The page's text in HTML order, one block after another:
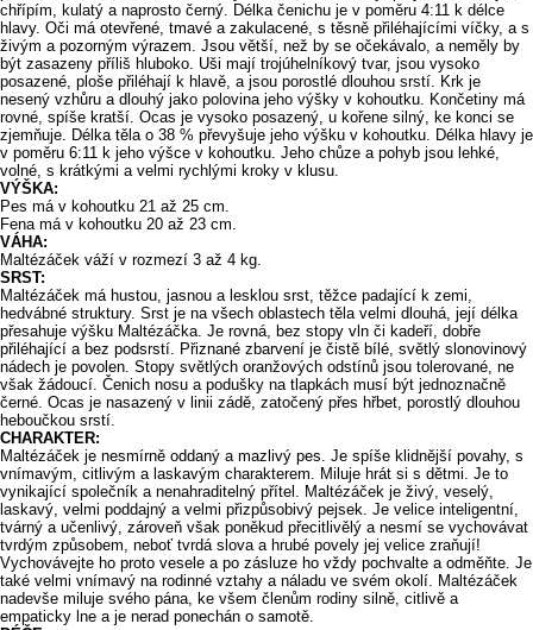
chřípím, kulatý a naprosto černý. Délka čenichu je v poměru 4:11 k délce
hlavy. Oči má otevřené, tmavé a zakulacené, s těsně přiléhajícími víčky, a s
živým a pozorným výrazem. Jsou větší, než by se očekávalo, a neměly by
být zasazeny příliš hluboko. Uši mají trojúhelníkový tvar, jsou vysoko
posazené, ploše přiléhají k hlavě, a jsou porostlé dlouhou srstí. Krk je
nesený vzhůru a dlouhý jako polovina jeho výšky v kohoutku. Končetiny má
rovné, spíše kratší. Ocas je vysoko posazený, u kořene silný, ke konci se
zjemňuje. Délka těla o 38 % převyšuje jeho výšku v kohoutku. Délka hlavy je
v poměru 6:11 k jeho výšce v kohoutku. Jeho chůze a pohyb jsou lehké,
volné, s krátkými a velmi rychlými kroky v klusu.
VÝŠKA:
Pes má v kohoutku 21 až 25 cm.
Fena má v kohoutku 20 až 23 cm.
VÁHA:
Maltézáček váží v rozmezí 3 až 4 kg.
SRST:
Maltézáček má hustou, jasnou a lesklou srst, těžce padající k zemi,
hedvábné struktury. Srst je na všech oblastech těla velmi dlouhá, její délka
přesahuje výšku Maltézáčka. Je rovná, bez stopy vln či kadeří, dobře
přiléhající a bez podsrstí. Přiznané zbarvení je čistě bílé, světlý slonovinový
nádech je povolen. Stopy světlých oranžových odstínů jsou tolerované, ne
však žádoucí. Čenich nosu a podušky na tlapkách musí být jednoznačně
černé. Ocas je nasazený v linii zádě, zatočený přes hřbet, porostlý dlouhou
heboučkou srstí.
CHARAKTER:
Maltézáček je nesmírně oddaný a mazlivý pes. Je spíše klidnější povahy, s
vnímavým, citlivým a laskavým charakterem. Miluje hrát si s dětmi. Je to
vynikající společník a nenahraditelný přítel. Maltézáček je živý, veselý,
laskavý, velmi poddajný a velmi přizpůsobivý pejsek. Je velice inteligentní,
tvárný a učenlivý, zároveň však poněkud přecitlivělý a nesmí se vychovávat
tvrdým způsobem, neboť tvrdá slova a hrubé povely jej velice zraňují!
Vychovávejte ho proto vesele a po zásluze ho vždy pochvalte a odměňte. Je
také velmi vnímavý na rodinné vztahy a náladu ve svém okolí. Maltézáček
nadevše miluje svého pána, ke všem členům rodiny silně, citlivě a
empaticky lne a je nerad ponechán o samotě.